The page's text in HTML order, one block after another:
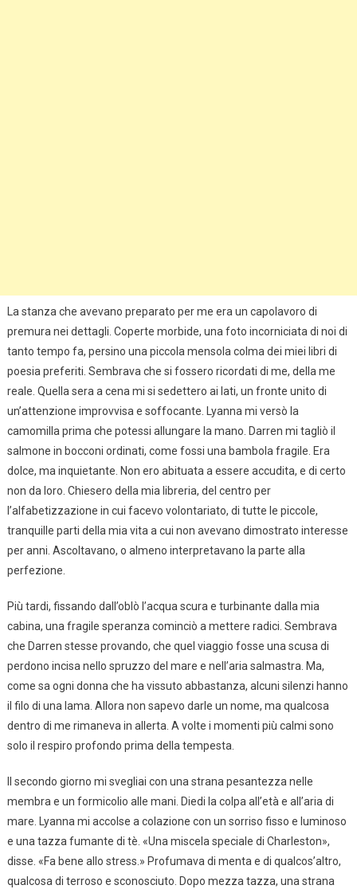
La stanza che avevano preparato per me era un capolavoro di
premura nei dettagli. Coperte morbide, una foto incorniciata di noi di
tanto tempo fa, persino una piccola mensola colma dei miei libri di
poesia preferiti. Sembrava che si fossero ricordati di me, della me
reale. Quella sera a cena mi si sedettero ai lati, un fronte unito di
un’attenzione improvvisa e soffocante. Lyanna mi versò la
camomilla prima che potessi allungare la mano. Darren mi tagliò il
salmone in bocconi ordinati, come fossi una bambola fragile. Era
dolce, ma inquietante. Non ero abituata a essere accudita, e di certo
non da loro. Chiesero della mia libreria, del centro per
l’alfabetizzazione in cui facevo volontariato, di tutte le piccole,
tranquille parti della mia vita a cui non avevano dimostrato interesse
per anni. Ascoltavano, o almeno interpretavano la parte alla
perfezione.
Più tardi, fissando dall’oblò l’acqua scura e turbinante dalla mia
cabina, una fragile speranza cominciò a mettere radici. Sembrava
che Darren stesse provando, che quel viaggio fosse una scusa di
perdono incisa nello spruzzo del mare e nell’aria salmastra. Ma,
come sa ogni donna che ha vissuto abbastanza, alcuni silenzi hanno
il filo di una lama. Allora non sapevo darle un nome, ma qualcosa
dentro di me rimaneva in allerta. A volte i momenti più calmi sono
solo il respiro profondo prima della tempesta.
Il secondo giorno mi svegliai con una strana pesantezza nelle
membra e un formicolio alle mani. Diedi la colpa all’età e all’aria di
mare. Lyanna mi accolse a colazione con un sorriso fisso e luminoso
e una tazza fumante di tè. «Una miscela speciale di Charleston»,
disse. «Fa bene allo stress.» Profumava di menta e di qualcos’altro,
qualcosa di terroso e sconosciuto. Dopo mezza tazza, una strana